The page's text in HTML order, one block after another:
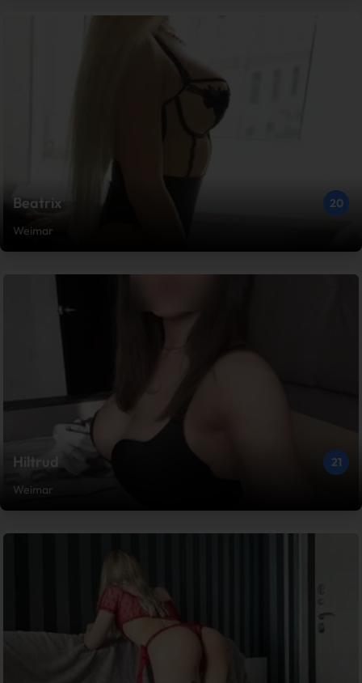
Beatrix
20
Weimar
Hiltrud
21
Weimar